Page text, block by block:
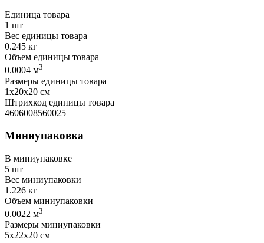
Единица товара
1 шт
Вес единицы товара
0.245 кг
Объем единицы товара
0.0004 м3
Размеры единицы товара
1х20х20 см
Штрихкод единицы товара
4606008560025
Миниупаковка
В миниупаковке
5 шт
Вес миниупаковки
1.226 кг
Объем миниупаковки
0.0022 м3
Размеры миниупаковки
5х22х20 см